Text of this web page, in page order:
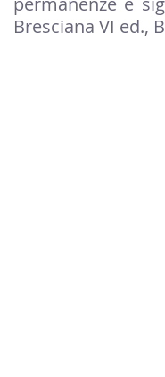
Bresciana VI ed.,